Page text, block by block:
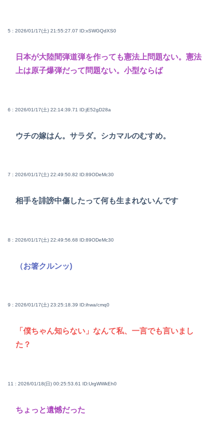
5 : 2026/01/17(土) 21:55:27.07 ID:xSWGQdXS0
日本が大陸間弾道弾を作っても憲法上問題ない。憲法
上は原子爆弾だって問題ない。小型ならば
6 : 2026/01/17(土) 22:14:39.71 ID:jE52gD28a
ウチの嫁はん。サラダ。シカマルのむすめ。
7 : 2026/01/17(土) 22:49:50.82 ID:89ODeMc30
相手を誹謗中傷したって何も生まれないんです
8 : 2026/01/17(土) 22:49:56.68 ID:89ODeMc30
（お箸クルンッ)
9 : 2026/01/17(土) 23:25:18.39 ID:ihwa/cmq0
「僕ちゃん知らない」なんて私、一言でも言いまし
た？
11 : 2026/01/18(日) 00:25:53.61 ID:UrgWWkEh0
ちょっと遺憾だった